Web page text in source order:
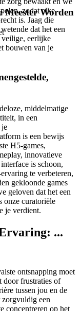
Meester Worden
zodat elke
is. Jaag die
dat het een
veilige, eerlijke
bouwen van je
middelmatige
in een
je
is een bewijs
H5-games,
innovatieve
is schoon,
te verbeteren,
gekloonde games
geloven dat het een
onze curatoriële
je verdient.
...
ontsnapping moet
door frustraties of
tussen jou en de
een
concentreren op het